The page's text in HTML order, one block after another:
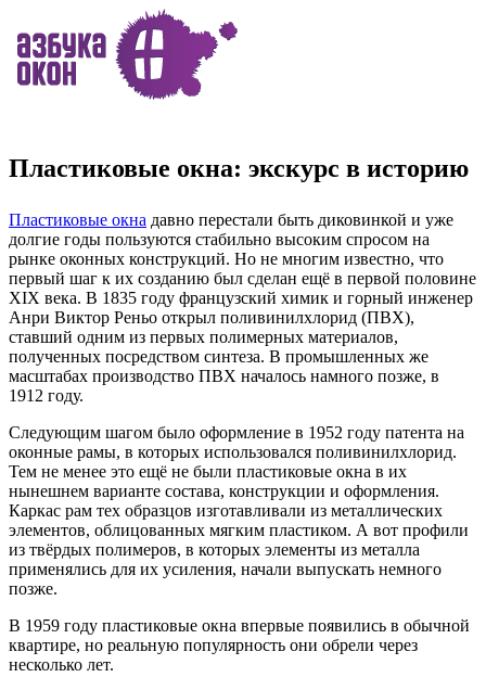
Пластиковые окна: экскурс в историю
Пластиковые окна давно перестали быть диковинкой и уже
долгие годы пользуются стабильно высоким спросом на
рынке оконных конструкций. Но не многим известно, что
первый шаг к их созданию был сделан ещё в первой половине
XIX века. В 1835 году французский химик и горный инженер
Анри Виктор Реньо открыл поливинилхлорид (ПВХ),
ставший одним из первых полимерных материалов,
полученных посредством синтеза. В промышленных же
масштабах производство ПВХ началось намного позже, в
1912 году.
Следующим шагом было оформление в 1952 году патента на
оконные рамы, в которых использовался поливинилхлорид.
Тем не менее это ещё не были пластиковые окна в их
нынешнем варианте состава, конструкции и оформления.
Каркас рам тех образцов изготавливали из металлических
элементов, облицованных мягким пластиком. А вот профили
из твёрдых полимеров, в которых элементы из металла
применялись для их усиления, начали выпускать немного
позже.
В 1959 году пластиковые окна впервые появились в обычной
квартире, но реальную популярность они обрели через
несколько лет.